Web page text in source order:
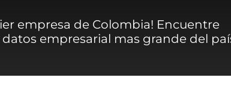
empresa de Colombia! Encuentre
empresarial mas grande del